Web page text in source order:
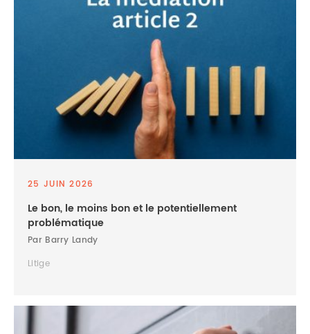
25 JUIN 2026
Le bon, le moins bon et le potentiellement
problématique
Par Barry Landy
Litige